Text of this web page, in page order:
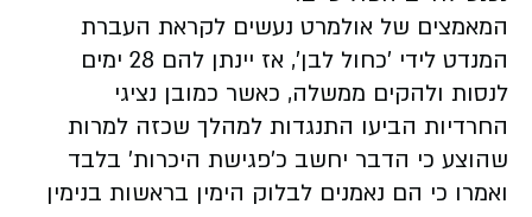
המאמצים של אולמרט נעשים לקראת העברת
המנדט לידי 'כחול לבן', אז יינתן להם 28 ימים
לנסות ולהקים ממשלה, כאשר כמובן נציגי
החרדיות הביעו התנגדות למהלך שכזה למרות
שהוצע כי הדבר יחשב כ'פגישת היכרות' בלבד
ואמרו כי הם נאמנים לבלוק הימין בראשות בנימין